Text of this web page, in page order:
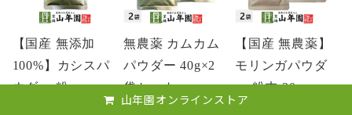
【国産 無添加
100%】カシスパ
ウダー 粉...
無農薬 カムカム
パウダー 40g×2
袋セット...
4,500円
(税込)
【国産 無農薬】
モリンガパウダ
ー 粉末 30...
3,800円
山年園オンラインストア